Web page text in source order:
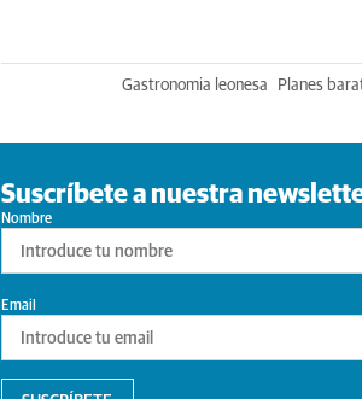
Gastronomia leonesa Planes
Suscríbete a nuestra
Nombre
Email